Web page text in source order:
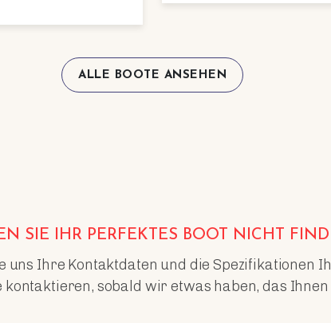
ALLE BOOTE ANSEHEN
SIE IHR PERFEKTES BOOT NICHT
uns Ihre Kontaktdaten und die Spezifikationen
kontaktieren, sobald wir etwas haben, das